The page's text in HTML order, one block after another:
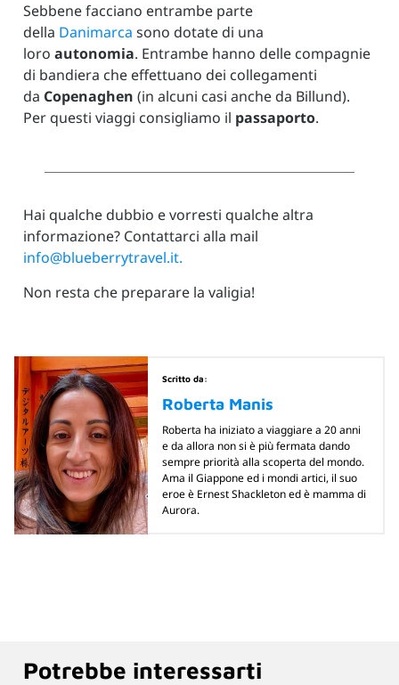
Sebbene facciano entrambe parte
della Danimarca sono dotate di una
loro autonomia. Entrambe hanno delle compagnie
di bandiera che effettuano dei collegamenti
da Copenaghen (in alcuni casi anche da Billund).
Per questi viaggi consigliamo il passaporto.
Hai qualche dubbio e vorresti qualche altra
informazione? Contattarci alla mail
info@blueberrytravel.it.
Non resta che preparare la valigia!
Scritto da:
Roberta Manis
Roberta ha iniziato a viaggiare a 20 anni
e da allora non si è più fermata dando
sempre priorità alla scoperta del mondo.
Ama il Giappone ed i mondi artici, il suo
eroe è Ernest Shackleton ed è mamma di
Aurora.
Potrebbe interessarti